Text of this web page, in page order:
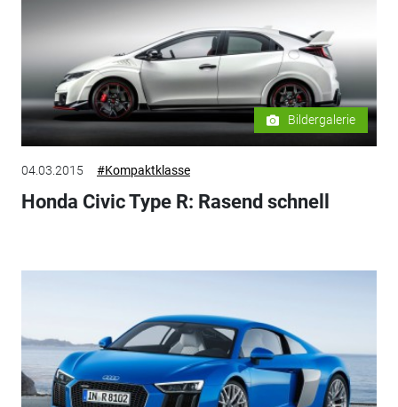
Bildergalerie
04.03.2015 #Kompaktklasse
Honda Civic Type R: Rasend schnell